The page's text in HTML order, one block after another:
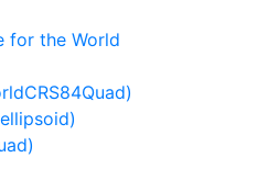
for the World